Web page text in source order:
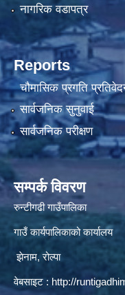
नागरिक वडापत्र
Reports
चौमासिक प्रगति
सार्वजनिक सुनुवाई
सार्वजनिक परीक्षण
सम्पर्क विवरण
रुन्टीगढी गाउँपालिका
गाउँ कार्यपालिकाको कार्यालय
झेनाम, रोल्पा
वेबसाइट : http://